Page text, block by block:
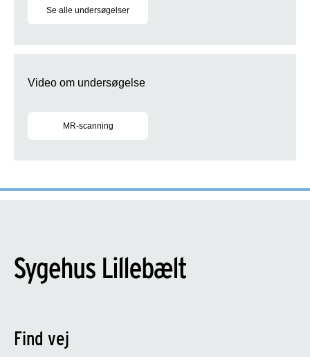
Se alle undersøgelser
Video om undersøgelse
MR-scanning
Find vej